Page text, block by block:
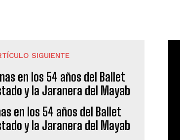
SIGUIENTE
en los 54 años del Ballet
y la Jaranera del Mayab